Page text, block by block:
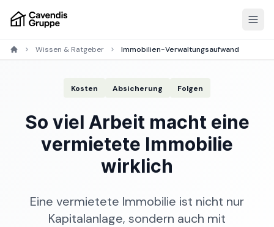
Wissen & Ratgeber Immobilien-Verwaltungsaufwand
Kosten Absicherung Folgen
So viel Arbeit macht eine
vermietete Immobilie
wirklich
Eine vermietete Immobilie ist nicht nur
Kapitalanlage, sondern auch mit